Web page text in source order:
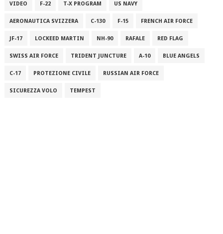
VIDEO F-22 T-X PROGRAM US NAVY
AERONAUTICA SVIZZERA C-130 F-15 FRENCH AIR FORCE
JF-17 LOCKEED MARTIN NH-90 RAFALE RED FLAG
SWISS AIR FORCE TRIDENT JUNCTURE A-10 BLUE ANGELS
C-17 PROTEZIONE CIVILE RUSSIAN AIR FORCE
SICUREZZA VOLO TEMPEST